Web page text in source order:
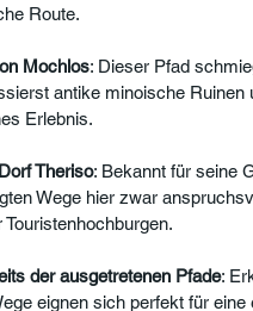
Route.
Mochlos: Dieser Pfad
antike minoische
Erlebnis.
Theriso: Bekannt für seine
Wege hier zwar
der ausgetretenen Pfade:
eignen sich perfekt für